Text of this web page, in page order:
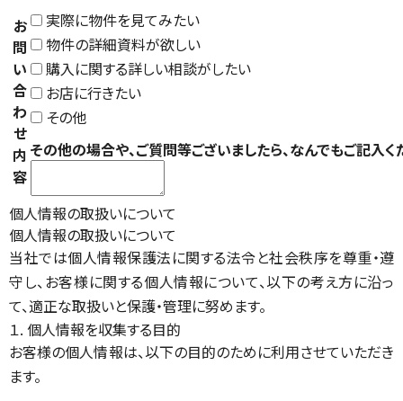
お
問
い
合
わ
せ
内
容
実際に物件を見てみたい
物件の詳細資料が欲しい
購入に関する詳しい相談がしたい
お店に行きたい
その他
その他の場合や、ご質問等ございましたら、なんでもご記入く
個人情報の取扱いについて
個人情報の取扱いについて
当社では個人情報保護法に関する法令と社会秩序を尊重・遵
守し、お客様に関する個人情報について、以下の考え方に沿っ
て、適正な取扱いと保護・管理に努めます。
１. 個人情報を収集する目的
お客様の個人情報は、以下の目的のために利用させていただき
ます。